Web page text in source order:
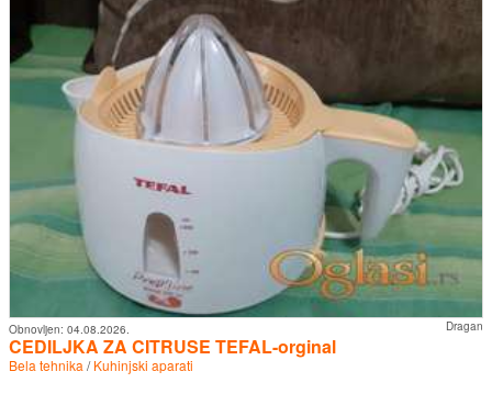
Dragan
Obnovljen: 04.08.2026.
CEDILJKA ZA CITRUSE TEFAL-orginal
Bela tehnika /Kuhinjski aparati